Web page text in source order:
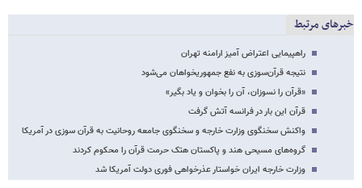
خبرهای مرتبط
راهپیمایی اعتراض آمیز ارامنه تهران
نتیجه قرآن‌سوزی به نفع جمهوریخواهان می‌شود
«قرآن را نسوزان، آن را بخوان و یاد بگیر»
قرآن این بار در فرانسه آتش گرفت
واکنش سخنگوی وزارت خارجه و سخنگوی جامعه روحانیت به قرآن سوزی در آمریکا
گروه‌های مسیحی هند و پاکستان هتک حرمت قرآن را محکوم کردند
وزارت خارجه ایران خواستار عذرخواهی فوری دولت آمریکا شد